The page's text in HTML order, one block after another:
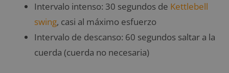
Intervalo intenso: 30 segundos de Kettlebell
swing, casi al máximo esfuerzo
Intervalo de descanso: 60 segundos saltar a la
cuerda (cuerda no necesaria)